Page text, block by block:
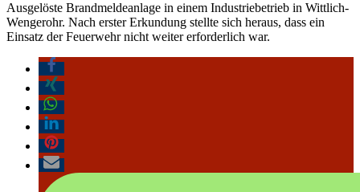
Ausgelöste Brandmeldeanlage in einem Industriebetrieb in Wittlich-
Wengerohr. Nach erster Erkundung stellte sich heraus, dass ein
Einsatz der Feuerwehr nicht weiter erforderlich war.